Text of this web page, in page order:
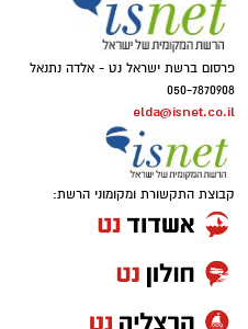
אנו מכבדים זכויות
בעלי הזכויות בצילומים
בפרסומינו צילום שיש לכם
לפנות אלינו ולבקש
כתובת המייל:ram@isnet.co.il
פרסום ברשת ישראל נט - אלדה נתנאל
050-7870908
elda@isnet.co.il
קבוצת התקשורת ומקומוני הרשת: